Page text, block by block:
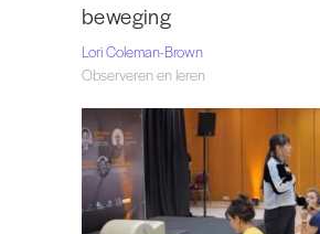
beweging
Lori Coleman-Brown
Observeren en leren